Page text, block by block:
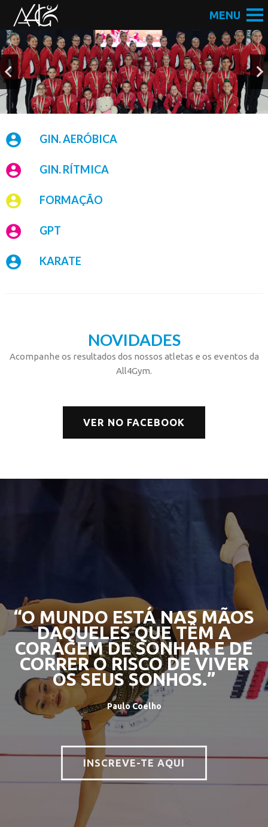
GIN. AERÓBICA
GIN. RÍTMICA
FORMAÇÃO
GPT
KARATE
NOVIDADES
Acompanhe os resultados dos nossos atletas e os eventos da
All4Gym.
VER NO FACEBOOK
“O MUNDO ESTÁ NAS MÃOS
DAQUELES QUE TÊM A
CORAGEM DE SONHAR E DE
CORRER O RISCO DE VIVER
OS SEUS SONHOS.”
Paulo Coelho
INSCREVE-TE AQUI